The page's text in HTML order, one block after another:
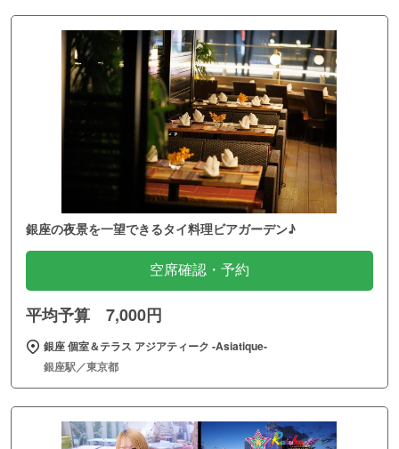
銀座の夜景を一望できるタイ料理ビアガーデン♪
空席確認・予約
平均予算 7,000円
銀座 個室＆テラス アジアティーク ‐Asiatique‐
銀座駅／東京都